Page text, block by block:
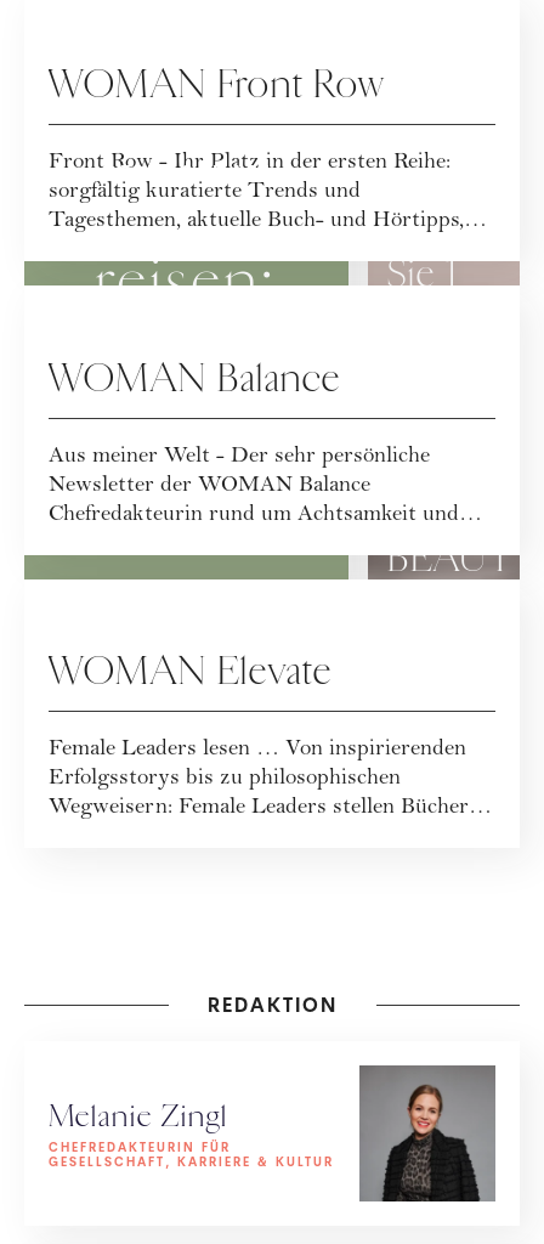
GESELLSCHAFT
Solo
reisen:
Freiheit
und
Selbstfindung
GEWINNSPI
Sie 1
Skincare
Packages
der
WOMAN Front Row
Front Row - Ihr Platz in der ersten Reihe:
sorgfältig kuratierte Trends und
Tagesthemen, aktuelle Buch- und Hörtipps,
WOMAN Balance
Aus meiner Welt - Der sehr persönliche
Newsletter der WOMAN Balance
Chefredakteurin rund um Achtsamkeit und
WOMAN Elevate
Female Leaders lesen … Von inspirierenden
Erfolgsstorys bis zu philosophischen
Wegweisern: Female Leaders stellen Bücher
REDAKTION
Melanie Zingl
CHEFREDAKTEURIN FÜR
GESELLSCHAFT, KARRIERE & KULTUR